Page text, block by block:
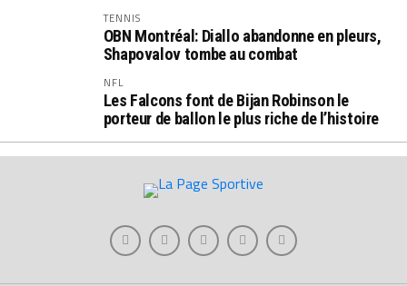
TENNIS
OBN Montréal: Diallo abandonne en pleurs,
Shapovalov tombe au combat
NFL
Les Falcons font de Bijan Robinson le
porteur de ballon le plus riche de l’histoire